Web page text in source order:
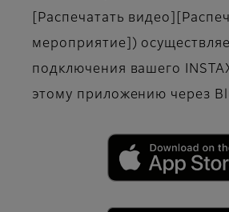
[Распечатать
мероприятие])
подключения вашего
этому приложению через